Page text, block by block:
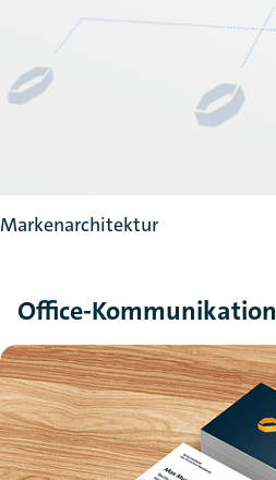
Markenarchitektur
Office-Kommunikation